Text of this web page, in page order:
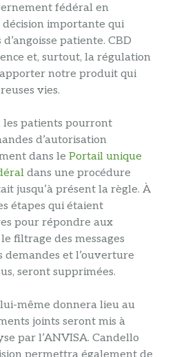
fédéral en
importante qui
patiente. CBD
et, surtout, la régulation
notre produit qui
vies.
les patients pourront
d’autorisation
dans le Portail unique
dans une procédure
jusqu’à présent la règle. À
étapes qui étaient
pour répondre aux
filtrage des messages
demandes et l’ouverture
seront supprimées.
même donnera lieu au
joints seront mis à
par l’ANVISA. Candello
permettra également de